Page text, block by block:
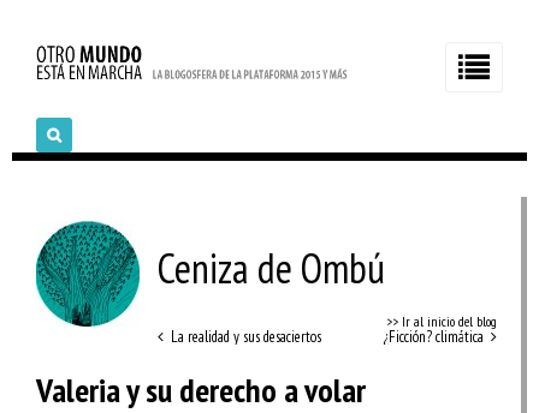
Ceniza de Ombú
>> Ir al inicio del blog
La realidad y sus desaciertos ¿Ficción? climática
Valeria y su derecho a volar